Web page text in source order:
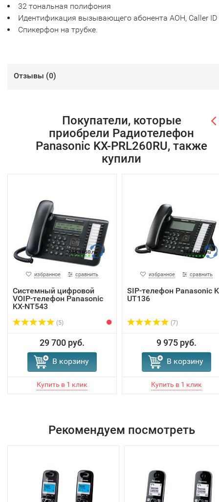
32 тональная полифония
Идентификация вызывающего абонента АОН, Caller ID
Спикерфон на трубке.
Отзывы (0)
Покупатели, которые
приобрели Радиотелефон
Panasonic KX-PRL260RU, также
купили
избранное сравнить
Системный цифровой
VOIP-телефон Panasonic
KX-NT543
(5)
29 700 руб.
В корзину
избранное сравнить
SIP-телефон Panasonic
UT136
(7)
9 975 руб.
В корзину
Рекомендуем посмотреть